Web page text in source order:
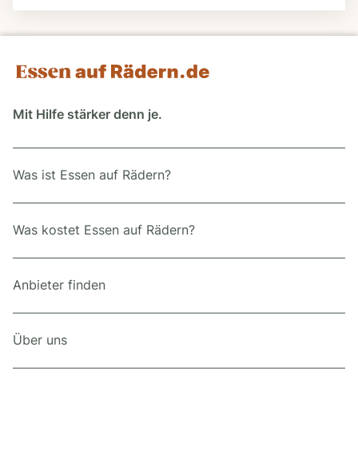
Mit Hilfe stärker denn je.
Was ist Essen auf Rädern?
Was kostet Essen auf Rädern?
Anbieter finden
Über uns